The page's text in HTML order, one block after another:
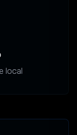
local